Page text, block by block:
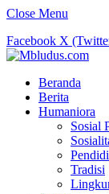
Close Menu
Facebook X
Beranda
Berita
Humaniora
Sosial
Tradisi